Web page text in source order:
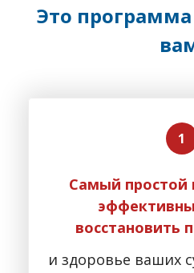
Это
Самый простой
восстановить
и здоровье ваших